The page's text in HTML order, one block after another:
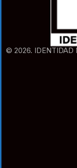
© 2026. IDENTIDAD